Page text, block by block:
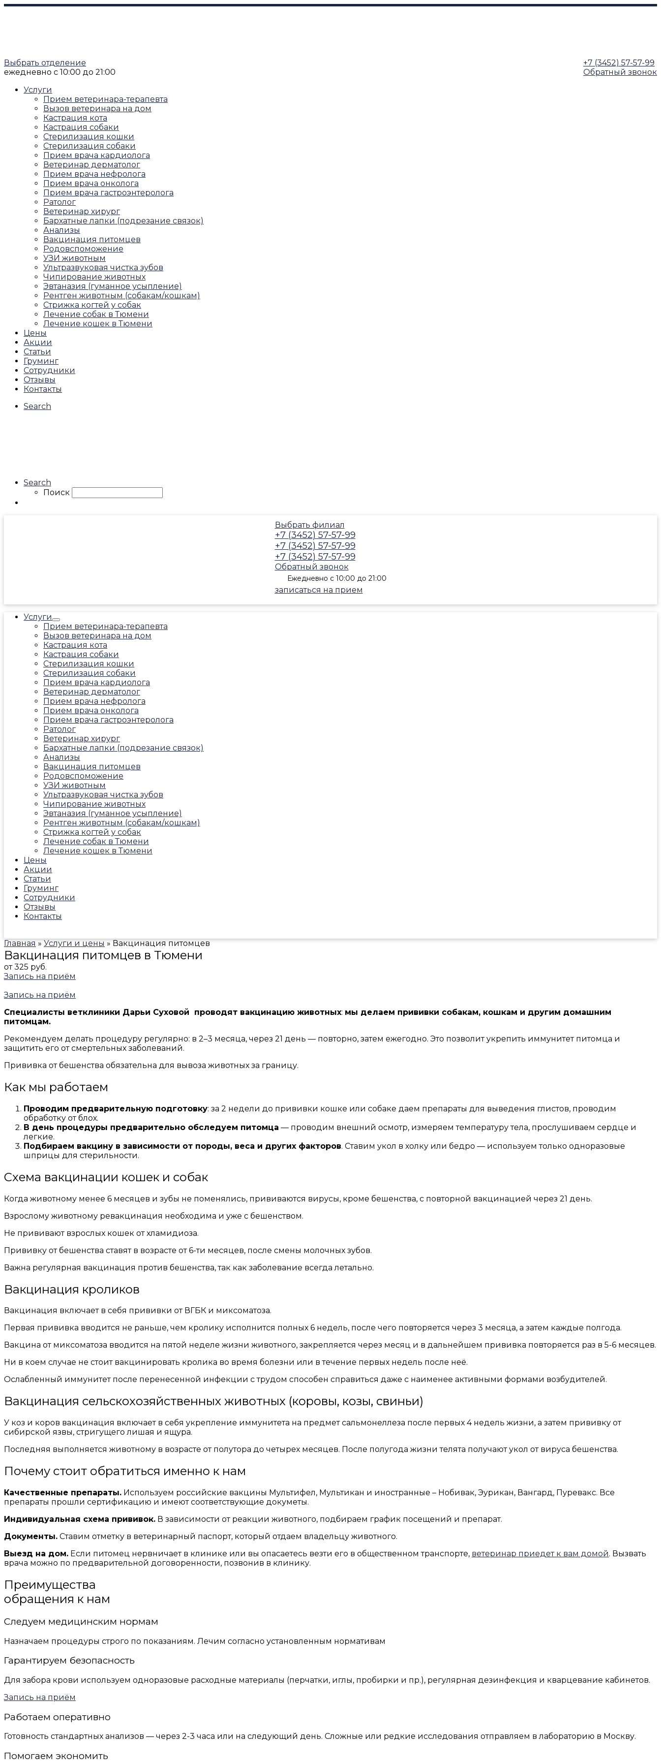
Выбрать отделение
ежедневно с 10:00 до 21:00
+7 (3452) 57-57-99
Обратный звонок
Услуги
Прием ветеринара-терапевта
Вызов ветеринара на дом
Кастрация кота
Кастрация собаки
Стерилизация кошки
Стерилизация собаки
Прием врача кардиолога
Ветеринар дерматолог
Прием врача нефролога
Прием врача онколога
Прием врача гастроэнтеролога
Ратолог
Ветеринар хирург
Бархатные лапки (подрезание связок)
Анализы
Вакцинация питомцев
Родовспоможение
УЗИ животным
Ультразвуковая чистка зубов
Чипирование животных
Эвтаназия (гуманное усыпление)
Рентген животным (собакам/кошкам)
Стрижка когтей у собак
Лечение собак в Тюмени
Лечение кошек в Тюмени
Цены
Акции
Статьи
Груминг
Сотрудники
Отзывы
Контакты
Search
Search
Поиск
Выбрать филиал
+7 (3452) 57-57-99
+7 (3452) 57-57-99
+7 (3452) 57-57-99
Обратный звонок
Ежедневно с 10:00 до 21:00
записаться на прием
Услуги
Прием ветеринара-терапевта
Вызов ветеринара на дом
Кастрация кота
Кастрация собаки
Стерилизация кошки
Стерилизация собаки
Прием врача кардиолога
Ветеринар дерматолог
Прием врача нефролога
Прием врача онколога
Прием врача гастроэнтеролога
Ратолог
Ветеринар хирург
Бархатные лапки (подрезание связок)
Анализы
Вакцинация питомцев
Родовспоможение
УЗИ животным
Ультразвуковая чистка зубов
Чипирование животных
Эвтаназия (гуманное усыпление)
Рентген животным (собакам/кошкам)
Стрижка когтей у собак
Лечение собак в Тюмени
Лечение кошек в Тюмени
Цены
Акции
Статьи
Груминг
Сотрудники
Отзывы
Контакты
Главная»Услуги и цены»Вакцинация питомцев
Вакцинация питомцев в Тюмени
от 325 руб.
Запись на приём
Запись на приём
Специалисты ветклиники Дарьи Суховой проводят вакцинацию животных: мы делаем прививки собакам, кошкам и другим домашним
питомцам.
Рекомендуем делать процедуру регулярно: в 2–3 месяца, через 21 день — повторно, затем ежегодно. Это позволит укрепить иммунитет питомца и
защитить его от смертельных заболеваний.
Прививка от бешенства обязательна для вывоза животных за границу.
Как мы работаем
Проводим предварительную подготовку: за 2 недели до прививки кошке или собаке даем препараты для выведения глистов, проводим
обработку от блох.
В день процедуры предварительно обследуем питомца — проводим внешний осмотр, измеряем температуру тела, прослушиваем сердце и
легкие.
Подбираем вакцину в зависимости от породы, веса и других факторов. Ставим укол в холку или бедро — используем только одноразовые
шприцы для стерильности.
Схема вакцинации кошек и собак
Когда животному менее 6 месяцев и зубы не поменялись, прививаются вирусы, кроме бешенства, с повторной вакцинацией через 21 день.
Взрослому животному ревакцинация необходима и уже с бешенством.
Не прививают взрослых кошек от хламидиоза.
Прививку от бешенства ставят в возрасте от 6-ти месяцев, после смены молочных зубов.
Важна регулярная вакцинация против бешенства, так как заболевание всегда летально.
Вакцинация кроликов
Вакцинация включает в себя прививки от ВГБК и миксоматоза.
Первая прививка вводится не раньше, чем кролику исполнится полных 6 недель, после чего повторяется через 3 месяца, а затем каждые полгода.
Вакцина от миксоматоза вводится на пятой неделе жизни животного, закрепляется через месяц и в дальнейшем прививка повторяется раз в 5-6 месяцев.
Ни в коем случае не стоит вакцинировать кролика во время болезни или в течение первых недель после неё.
Ослабленный иммунитет после перенесенной инфекции с трудом способен справиться даже с наименее активными формами возбудителей.
Вакцинация сельскохозяйственных животных (коровы, козы, свиньи)
У коз и коров вакцинация включает в себя укрепление иммунитета на предмет сальмонеллеза после первых 4 недель жизни, а затем прививку от
сибирской язвы, стригущего лишая и ящура.
Последняя выполняется животному в возрасте от полутора до четырех месяцев. После полугода жизни телята получают укол от вируса бешенства.
Почему стоит обратиться именно к нам
Качественные препараты. Используем российские вакцины Мультифел, Мультикан и иностранные – Нобивак, Эурикан, Вангард, Пуревакс. Все
препараты прошли сертификацию и имеют соответствующие докуметы.
Индивидуальная схема прививок. В зависимости от реакции животного, подбираем график посещений и препарат.
Документы. Ставим отметку в ветеринарный паспорт, который отдаем владельцу животного.
Выезд на дом. Если питомец нервничает в клинике или вы опасаетесь везти его в общественном транспорте, ветеринар приедет к вам домой. Вызвать
врача можно по предварительной договоренности, позвонив в клинику.
Преимущества
обращения к нам
Следуем медицинским нормам
Назначаем процедуры строго по показаниям. Лечим согласно установленным нормативам
Гарантируем безопасность
Для забора крови используем одноразовые расходные материалы (перчатки, иглы, пробирки и пр.), регулярная дезинфекция и кварцевание кабинетов.
Запись на приём
Работаем оперативно
Готовность стандартных анализов — через 2-3 часа или на следующий день. Сложные или редкие исследования отправляем в лабораторию в Москву.
Помогаем экономить